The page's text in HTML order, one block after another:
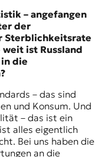
– angefangen
der
Sterblichkeitsrate
ist Russland
die
– das sind
und Konsum. Und
– das ist ein
alles eigentlich
Bei uns haben die
an die